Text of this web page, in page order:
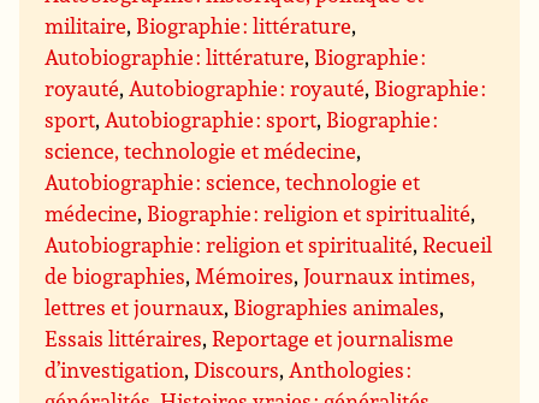
militaire, Biographie : littérature,
Autobiographie : littérature, Biographie :
royauté,Autobiographie : royauté, Biographie :
sport,Autobiographie : sport, Biographie :
science, technologie et médecine,
Autobiographie : science, technologie et
médecine, Biographie : religion et spiritualité,
Autobiographie : religion et spiritualité,Recueil
de biographies,Mémoires,Journaux intimes,
lettres et journaux, Biographies animales,
Essais littéraires,Reportage et journalisme
d’investigation,Discours,Anthologies :